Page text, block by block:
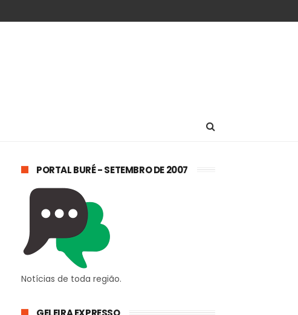
PORTAL BURÉ - SETEMBRO DE 2007
Notícias de toda região.